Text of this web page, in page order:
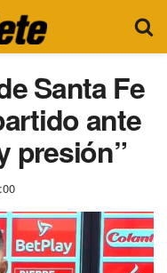
Santa Fe
ante
presión”